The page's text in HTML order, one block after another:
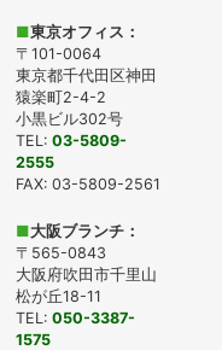
■東京オフィス：
〒101-0064
東京都千代田区神田
猿楽町2-4-2
小黒ビル302号
TEL:03-5809-
2555
FAX: 03-5809-2561
■大阪ブランチ：
〒565-0843
大阪府吹田市千里山
松が丘18-11
TEL:050-3387-
1575